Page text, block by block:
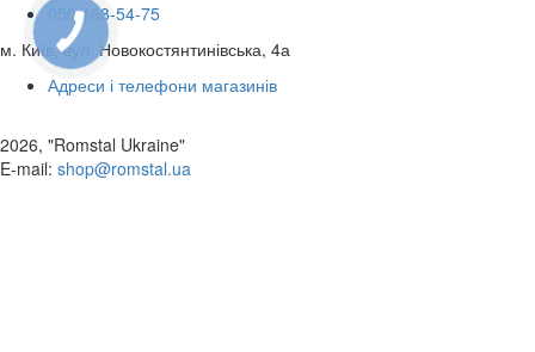
050 468-54-75
м. Київ, вул. Новокостянтинівська, 4а
Адреси і телефони магазинів
2026, "Romstal Ukraine"
​E-mail: shop@romstal.ua
КНОПКА
ЗВ'ЯЗКУ